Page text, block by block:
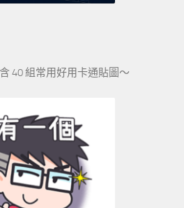
40 組常用好用卡通貼圖～